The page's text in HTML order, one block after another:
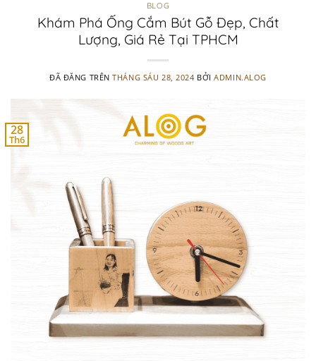
BLOG
Khám Phá Ống Cắm Bút Gỗ Đẹp, Chất
Lượng, Giá Rẻ Tại TPHCM
ĐÃ ĐĂNG TRÊNTHÁNG SÁU 28, 2024 BỞIADMIN.ALOG
28
Th6